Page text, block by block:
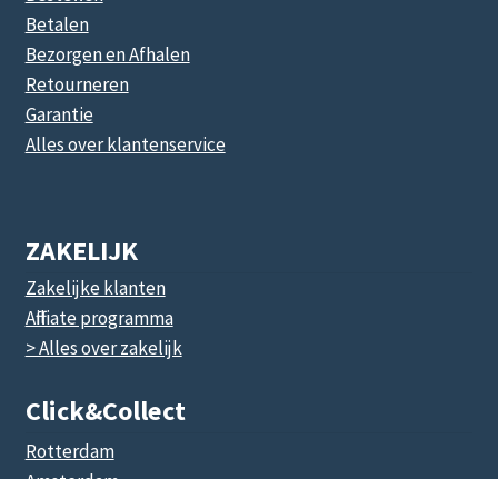
Betalen
Bezorgen en Afhalen
Retourneren
Garantie
Alles over klantenservice
ZAKELIJK
Zakelijke klanten
Affiliate programma
> Alles over zakelijk
Click&collect
Rotterdam